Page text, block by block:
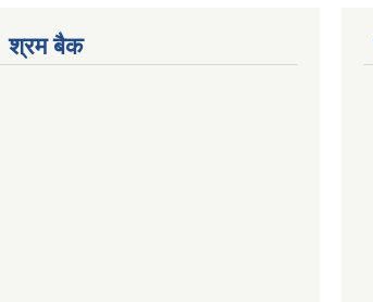
श्रम बैक